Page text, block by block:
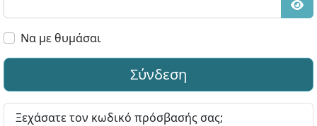
Να με θυμάσαι
Σύνδεση
Ξεχάσατε τον κωδικό πρόσβασής σας;